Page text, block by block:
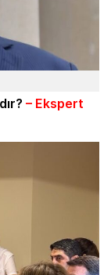
– Ekspert